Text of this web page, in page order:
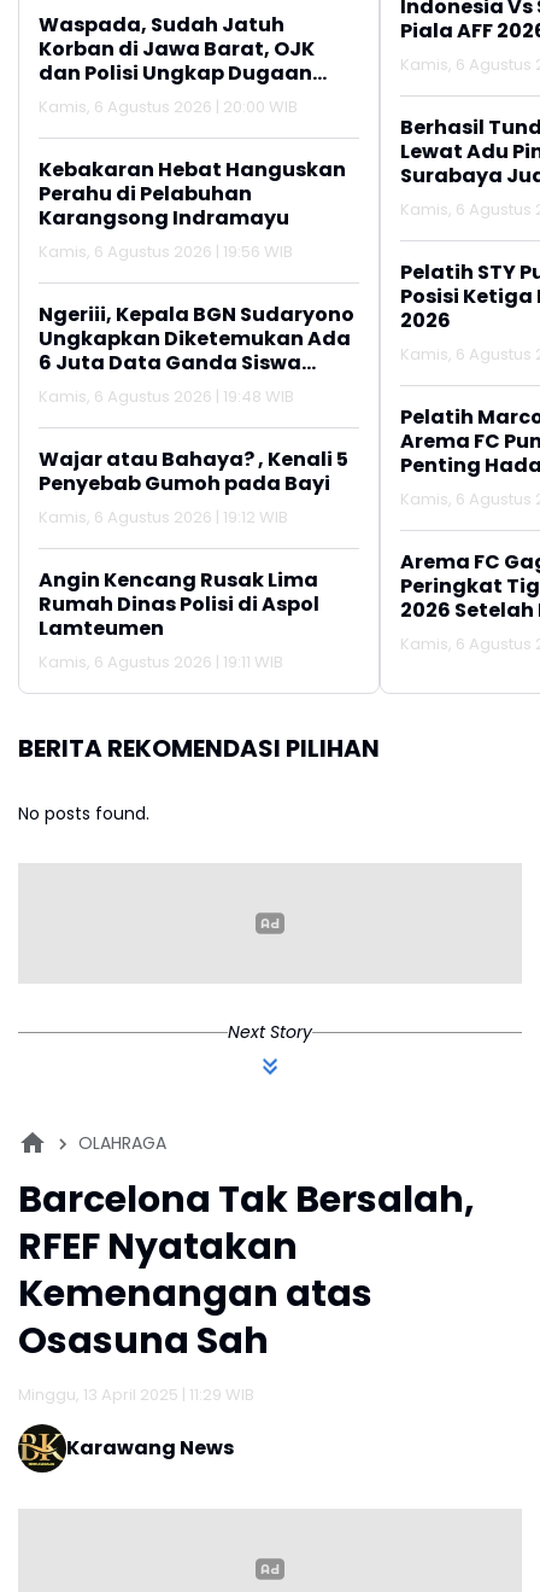
Waspada, Sudah Jatuh
Korban di Jawa Barat, OJK
dan Polisi Ungkap Dugaan
Penipuan Modus Titip Limit
Paylater
Kamis, 6 Agustus 2026 | 20:00 WIB
Kebakaran Hebat Hanguskan
Perahu di Pelabuhan
Karangsong Indramayu
Kamis, 6 Agustus 2026 | 19:56 WIB
Ngeriii, Kepala BGN Sudaryono
Ungkapkan Diketemukan Ada
6 Juta Data Ganda Siswa
Penerima MBG
Kamis, 6 Agustus 2026 | 19:48 WIB
Wajar atau Bahaya? , Kenali 5
Penyebab Gumoh pada Bayi
Kamis, 6 Agustus 2026 | 19:12 WIB
Angin Kencang Rusak Lima
Rumah Dinas Polisi di Aspol
Lamteumen
Kamis, 6 Agustus 2026 | 19:11 WIB
Indonesia
Piala AFF
Kamis, 6 Agustus
Berhasil
Lewat Adu
Surabaya
2026
Kamis, 6 Agustus
Pelatih STY
Posisi Ketiga
2026
Kamis, 6 Agustus
Pelatih
Arema FC
Penting
Kamis, 6 Agustus
Arema FC
Peringkat
2026
Persija
Kamis, 6 Agustus
BERITA REKOMENDASI PILIHAN
No posts found.
Next Story
OLAHRAGA
Barcelona Tak Bersalah,
RFEF Nyatakan
Kemenangan atas
Osasuna Sah
Minggu, 13 April 2025 | 11:29 WIB
Karawang News